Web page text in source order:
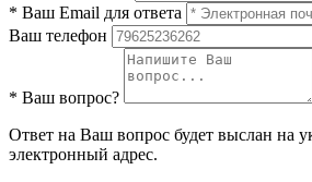
* Ваш Email для ответа
Ваш телефон
* Ваш вопрос?
Ответ на Ваш вопрос будет выслан на
электронный адрес.